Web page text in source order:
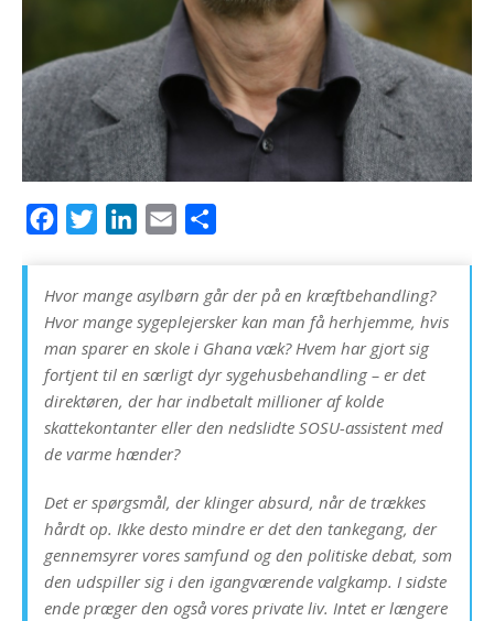
b
o
o
k
t
e
r
e
d
I
n
i
l
Hvor mange asylbørn går der på en kræftbehandling?
Hvor mange sygeplejersker kan man få herhjemme, hvis
man sparer en skole i Ghana væk? Hvem har gjort sig
fortjent til en særligt dyr sygehusbehandling – er det
direktøren, der har indbetalt millioner af kolde
skattekontanter eller den nedslidte SOSU-assistent med
de varme hænder?
Det er spørgsmål, der klinger absurd, når de trækkes
hårdt op. Ikke desto mindre er det den tankegang, der
gennemsyrer vores samfund og den politiske debat, som
den udspiller sig i den igangværende valgkamp. I sidste
ende præger den også vores private liv. Intet er længere